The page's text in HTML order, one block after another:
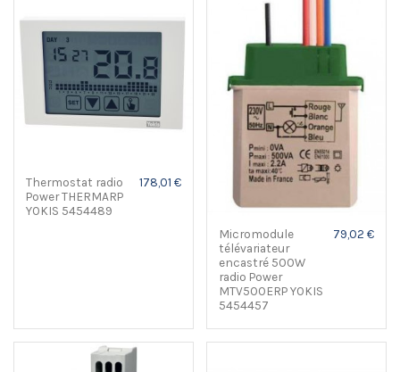
Thermostat radio
Power THERMARP
YOKIS 5454489
178,01 €
Micromodule
télévariateur
encastré 500W
radio Power
MTV500ERP YOKIS
5454457
79,02 €